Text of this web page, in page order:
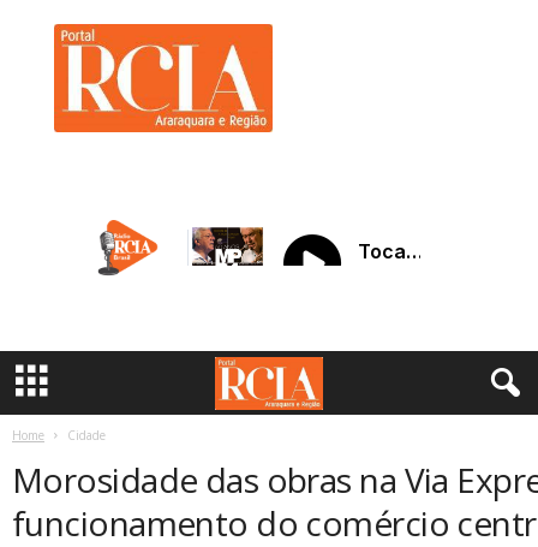
a
Home Cidade
Morosidade das obras na Via
funcionamento do comércio